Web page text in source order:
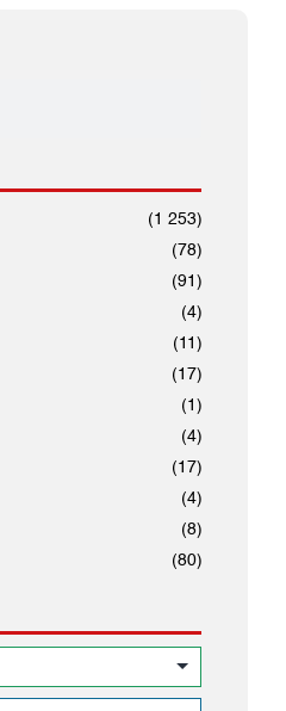
(1 253)
(78)
(91)
(4)
(11)
(17)
(1)
(4)
(17)
(4)
(8)
(80)